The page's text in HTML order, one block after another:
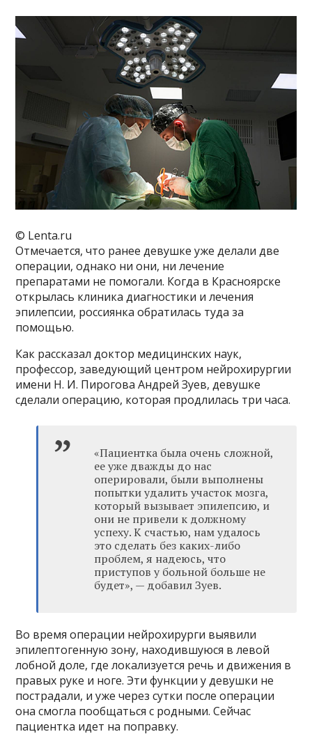
© Lenta.ru
Отмечается, что ранее девушке уже делали две
операции, однако ни они, ни лечение
препаратами не помогали. Когда в Красноярске
открылась клиника диагностики и лечения
эпилепсии, россиянка обратилась туда за
помощью.
Как рассказал доктор медицинских наук,
профессор, заведующий центром нейрохирургии
имени Н. И. Пирогова Андрей Зуев, девушке
сделали операцию, которая продлилась три часа.
«Пациентка была очень сложной,
ее уже дважды до нас
оперировали, были выполнены
попытки удалить участок мозга,
который вызывает эпилепсию, и
они не привели к должному
успеху. К счастью, нам удалось
это сделать без каких-либо
проблем, я надеюсь, что
приступов у больной больше не
будет», — добавил Зуев.
Во время операции нейрохирурги выявили
эпилептогенную зону, находившуюся в левой
лобной доле, где локализуется речь и движения в
правых руке и ноге. Эти функции у девушки не
пострадали, и уже через сутки после операции
она смогла пообщаться с родными. Сейчас
пациентка идет на поправку.